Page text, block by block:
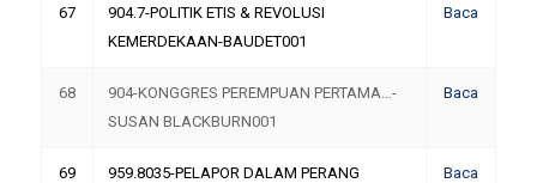
67
904.7-POLITIK ETIS & REVOLUSI
KEMERDEKAAN-BAUDET001
Baca
68
904-KONGGRES PEREMPUAN PERTAMA…-
SUSAN BLACKBURN001
Baca
69
959.8035-PELAPOR DALAM PERANG
Baca